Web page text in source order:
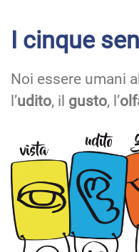
I cinque
Noi essere umani
l’udito, il gusto, l’